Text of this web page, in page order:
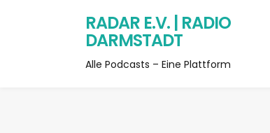
RADAR E.V. | RADIO
DARMSTADT
Alle Podcasts – Eine Plattform